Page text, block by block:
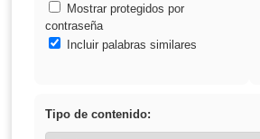
Mostrar protegidos por
contraseña
Incluir palabras similares
Tipo de contenido: